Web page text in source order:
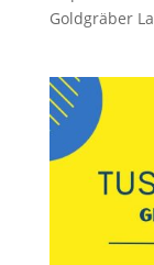
Goldgräber